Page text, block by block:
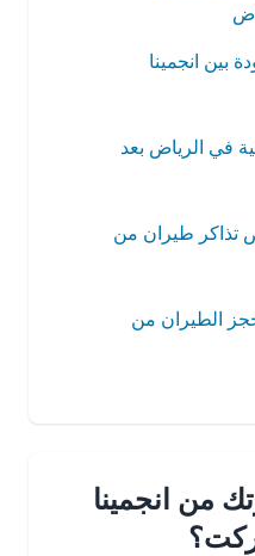
بعد
طيران من
من
انجمينا